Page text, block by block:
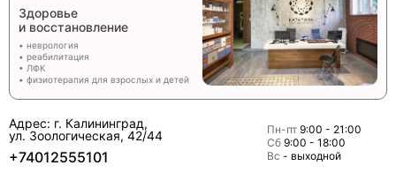
Здоровье
и восстановление
• неврология
• реабилитация
• ЛФК
• физиотерапия для взрослых и детей
Адрес: г. Калининград,
ул. Зоологическая, 42/44
+74012555101
Пн-пт 9:00 - 21:00
Сб 9:00 - 18:00
Вс - выходной